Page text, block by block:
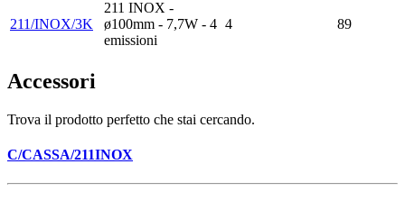
211/INOX/3K
211 INOX -
ø100mm - 7,7W - 4
emissioni
4 89
Accessori
Trova il prodotto perfetto che stai cercando.
C/CASSA/211INOX